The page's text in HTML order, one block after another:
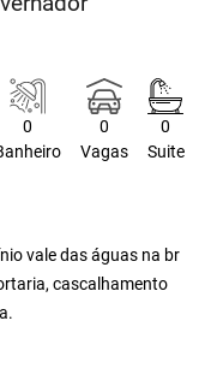
0
0
Vagas
0
Suite
vale das águas na br
cascalhamento